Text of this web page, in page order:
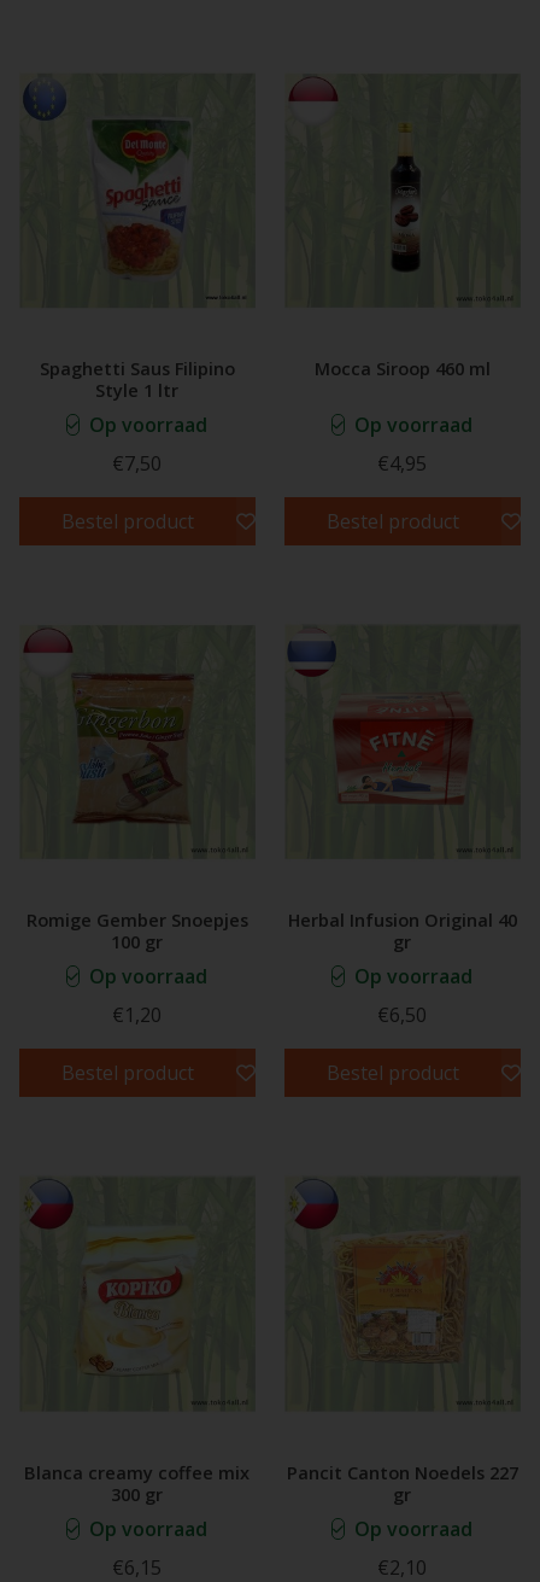
Spaghetti Saus Filipino
Style 1 ltr
Op voorraad
€7,50
Bestel product
Mocca Siroop 460 ml
Op voorraad
€4,95
Bestel product
Romige Gember Snoepjes
100 gr
Op voorraad
€1,20
Bestel product
Herbal Infusion Original 40
gr
Op voorraad
€6,50
Bestel product
Blanca creamy coffee mix
300 gr
Op voorraad
€6,15
Pancit Canton Noedels 227
gr
Op voorraad
€2,10